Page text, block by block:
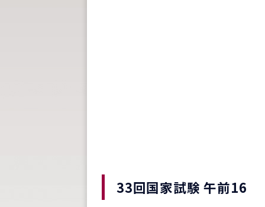
33回国家試験 午前16